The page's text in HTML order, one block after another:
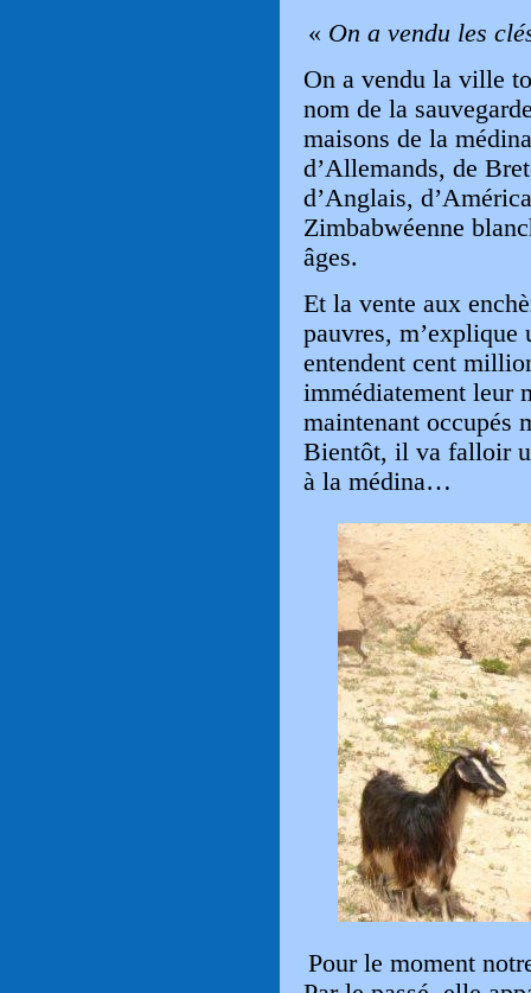
« On a vendu les
On a vendu la ville
nom de la
maisons de la
d’Allemands, de
d’Anglais,
Zimbabwéenne
âges.
Et la vente aux
pauvres,
entendent cent
immédiatement leur
maintenant occupés
Bientôt, il va falloir
à la médina…
Pour le moment